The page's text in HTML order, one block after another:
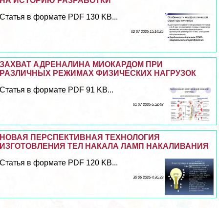
Статья в формате PDF 130 KB...
02 07 2026 15:14:25
ЗАХВАТ АДРЕНАЛИНА МИОКАРДОМ ПРИ
РАЗЛИЧНЫХ РЕЖИМАХ ФИЗИЧЕСКИХ НАГРУЗОК
Статья в формате PDF 91 KB...
01 07 2026 6:52:48
НОВАЯ ПЕРСПЕКТИВНАЯ ТЕХНОЛОГИЯ
ИЗГОТОВЛЕНИЯ ТЕЛ НАКАЛА ЛАМП НАКАЛИВАНИЯ
Статья в формате PDF 120 KB...
30 06 2026 4:36:39